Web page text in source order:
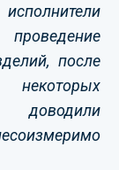
после
доводили